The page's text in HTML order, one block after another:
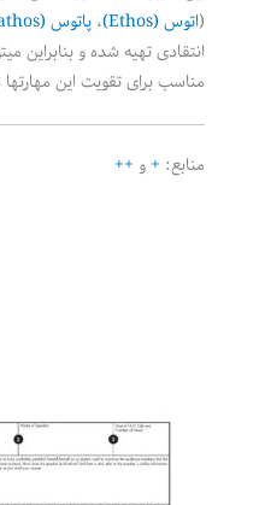
(اتوس (Ethos) ، پاتوس (Pathos)
انتقادی تهیه شده و بنابراین
مناسب برای تقویت این
منابع: + و ++